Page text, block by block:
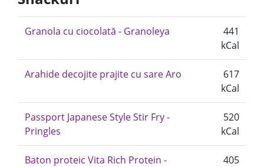
Granola cu ciocolată - Granoleya
441
kCal
Arahide decojite prajite cu sare Aro
617
kCal
Passport Japanese Style Stir Fry -
Pringles
520
kCal
Baton proteic Vita Rich Protein -
405